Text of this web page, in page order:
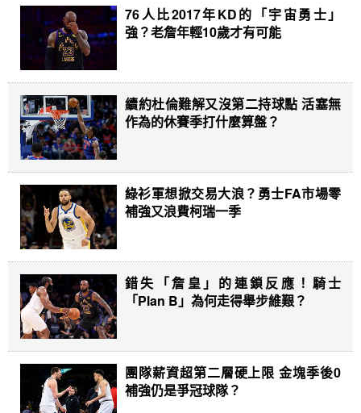
76人比2017年KD的「宇宙勇士」
強？老詹年輕10歲才有可能
續約杜倫難解又沒第二持球點 活塞無
作為的休賽季打什麼算盤？
綠衫軍想掀交易大浪？勇士FA市場零
補強又浪費柯瑞一季
錯失「詹皇」的連鎖反應！騎士
「Plan B」為何走得舉步維艱？
團隊薪資超第二層硬上限 金塊季後0
補強仍是爭冠球隊？